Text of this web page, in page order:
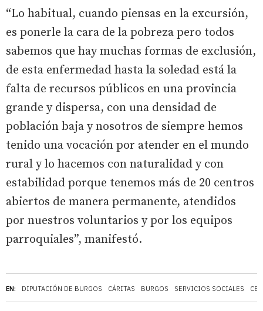
EN: DIPUTACIÓN DE BURGOS CÁRITAS BURGOS SERVICIOS SOCIALES
“Lo habitual, cuando piensas en la excursión,
es ponerle la cara de la pobreza pero todos
sabemos que hay muchas formas de exclusión,
de esta enfermedad hasta la soledad está la
falta de recursos públicos en una provincia
grande y dispersa, con una densidad de
población baja y nosotros de siempre hemos
tenido una vocación por atender en el mundo
rural y lo hacemos con naturalidad y con
estabilidad porque tenemos más de 20 centros
abiertos de manera permanente, atendidos
por nuestros voluntarios y por los equipos
parroquiales”, manifestó.